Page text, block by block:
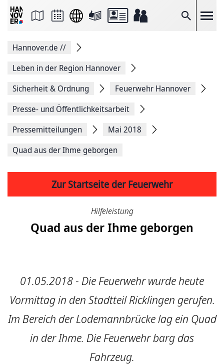
Suche
Seite
Facebook
teilen
Seitenlink
Seite
Hannover.de //
Leben in der Region Hannover
Sicherheit & Ordnung
Feuerwehr Hannover
Presse- und Öffentlichkeitsarbeit
Pressemitteilungen
Mai 2018
Quad aus der Ihme geborgen
Zur Startseite der Feuerwehr
Hilfeleistung
Quad aus der Ihme geborgen
01.05.2018 - Die Feuerwehr wurde heute
Vormittag in den Stadtteil Ricklingen gerufen.
Im Bereich der Lodemannbrücke lag ein Quad
in der Ihme. Die Feuerwehr barg das
Fahrzeug.